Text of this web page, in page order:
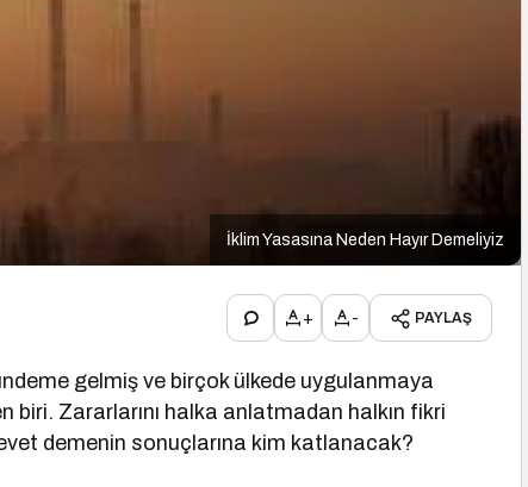
İklim Yasasına Neden Hayır Demeliyiz
+ - PAYLAŞ
gelmiş ve birçok ülkede uygulanmaya
biri. Zararlarını halka anlatmadan halkın fikri
demenin sonuçlarına kim katlanacak?